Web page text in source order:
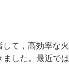
て，高効率な
した。最近で